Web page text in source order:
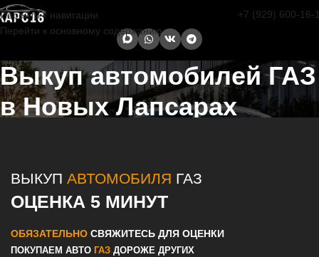
Перейти к навигации
Перейти к основному содержанию
+7 (929) 600-16-
Выкуп автомобилей ГАЗ
в Новых Лапсарах
ВЫКУП АВТОМОБИЛЯ ГАЗ
ОЦЕНКА 5 МИНУТ
ОБЯЗАТЕЛЬНО СВЯЖИТЕСЬ ДЛЯ ОЦЕНКИ
ПОКУПАЕМ АВТО ГАЗ ДОРОЖЕ ДРУГИХ